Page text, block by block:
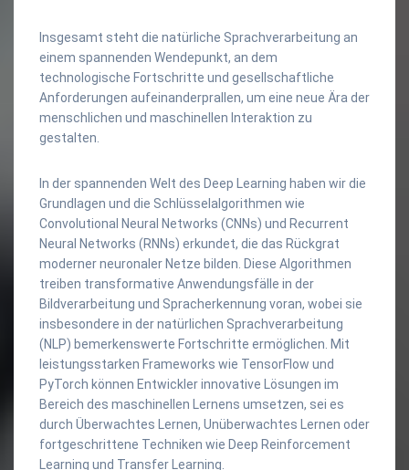
Insgesamt steht die natürliche Sprachverarbeitung an
einem spannenden Wendepunkt, an dem
technologische Fortschritte und gesellschaftliche
Anforderungen aufeinanderprallen, um eine neue Ära der
menschlichen und maschinellen Interaktion zu
gestalten.
In der spannenden Welt des Deep Learning haben wir die
Grundlagen und die Schlüsselalgorithmen wie
Convolutional Neural Networks (CNNs) und Recurrent
Neural Networks (RNNs) erkundet, die das Rückgrat
moderner neuronaler Netze bilden. Diese Algorithmen
treiben transformative Anwendungsfälle in der
Bildverarbeitung und Spracherkennung voran, wobei sie
insbesondere in der natürlichen Sprachverarbeitung
(NLP) bemerkenswerte Fortschritte ermöglichen. Mit
leistungsstarken Frameworks wie TensorFlow und
PyTorch können Entwickler innovative Lösungen im
Bereich des maschinellen Lernens umsetzen, sei es
durch Überwachtes Lernen, Unüberwachtes Lernen oder
fortgeschrittene Techniken wie Deep Reinforcement
Learning und Transfer Learning.